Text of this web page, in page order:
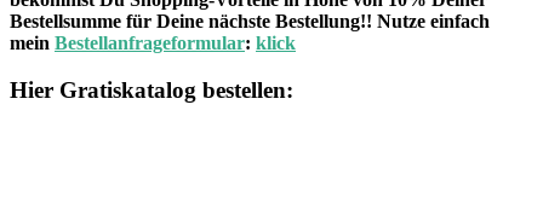
Bestellsumme für Deine nächste Bestellung!! Nutze einfach
mein Bestellanfrageformular: klick
Hier Gratiskatalog bestellen: